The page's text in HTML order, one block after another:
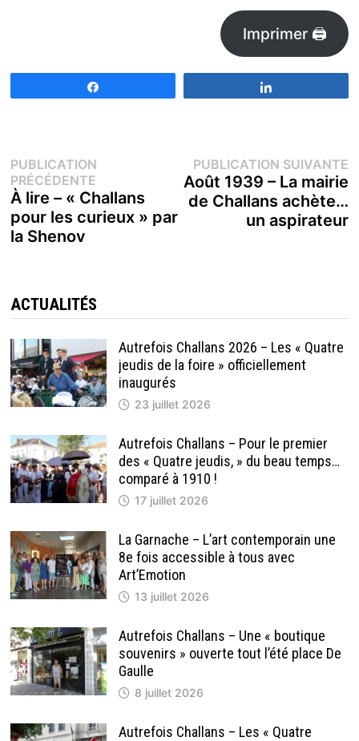
Imprimer 🖨
Navigation
de
l’article
PUBLICATION
PRÉCÉDENTEPublication
précédente :
À lire – « Challans
pour les curieux » par
la Shenov
PUBLICATION SUIVANTE
Août 1939 – La mairie
de Challans achète…
un aspirateur
ACTUALITÉS
Autrefois Challans 2026 – Les « Quatre
jeudis de la foire » officiellement
inaugurés
23 juillet 2026
Autrefois Challans – Pour le premier
des « Quatre jeudis, » du beau temps…
comparé à 1910 !
17 juillet 2026
La Garnache – L’art contemporain une
8e fois accessible à tous avec
Art’Emotion
13 juillet 2026
Autrefois Challans – Une « boutique
souvenirs » ouverte tout l’été place De
Gaulle
8 juillet 2026
Autrefois Challans – Les « Quatre